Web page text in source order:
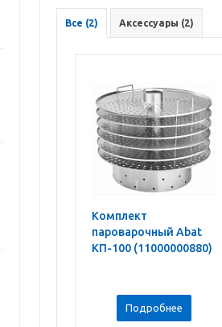
Все (2) Аксессуары (2)
Комплект
пароварочный Abat
КП-100 (11000000880)
Подробнее